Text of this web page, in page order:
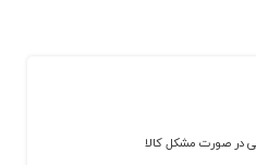
در صورت مشکل کالا